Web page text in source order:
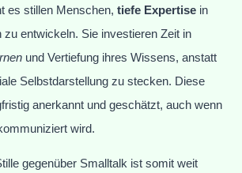
es stillen Menschen, tiefe Expertise in
zu entwickeln. Sie investieren Zeit in
und Vertiefung ihres Wissens, anstatt
Selbstdarstellung zu stecken. Diese
anerkannt und geschätzt, auch wenn
wird.
gegenüber Smalltalk ist somit weit